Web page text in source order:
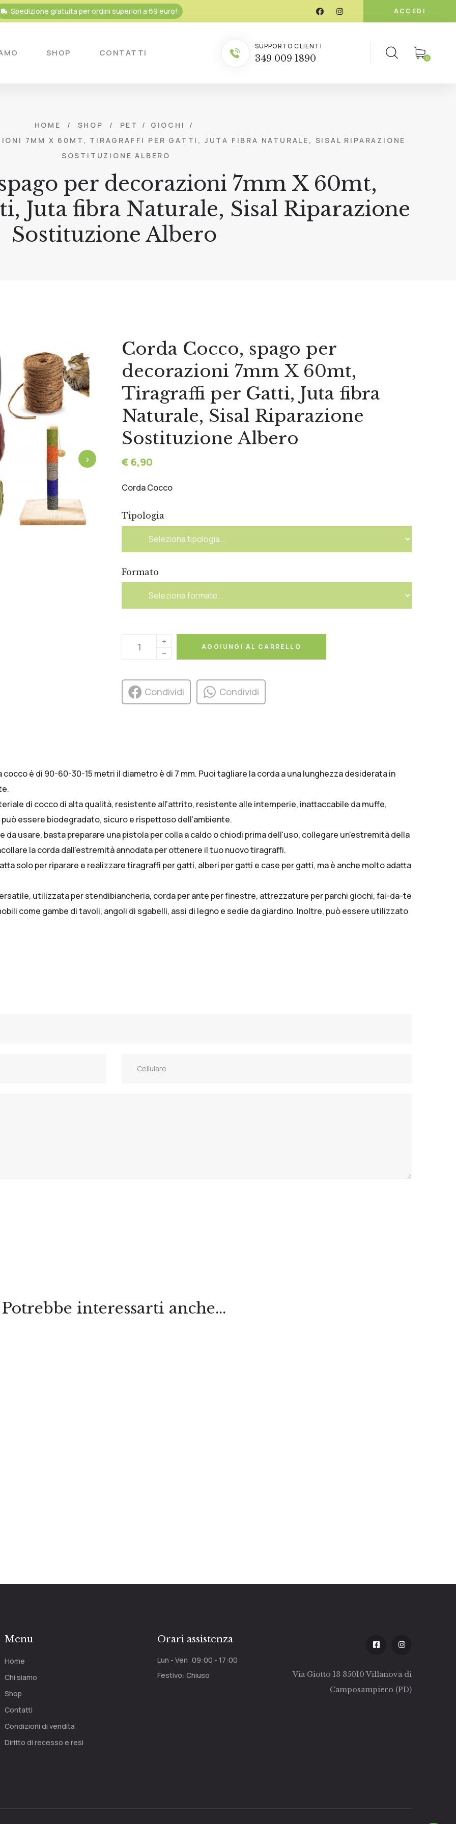
Spedizione gratuita per ordini superiori a 69 euro! ACCEDI
SHOP CONTATTI
SUPPORTO CLIENTI
349 009 1890 0
HOME / SHOP / PET / GIOCHI
/
7MM X 60MT, TIRAGRAFFI PER GATTI, JUTA FIBRA NATURALE, SISAL RIPARAZIONE
SOSTITUZIONE ALBERO
per decorazioni 7mm X 60mt,
Juta fibra Naturale, Sisal Riparazione
Sostituzione Albero
›
Corda Cocco, spago per
decorazioni 7mm X 60mt,
Tiragraffi per Gatti, Juta fibra
Naturale, Sisal Riparazione
Sostituzione Albero
€ 6,90
Corda Cocco
Tipologia
Formato
AGGIUNGI AL CARRELLO
Condividi Condividi
è di 90-60-30-15 metri il diametro è di 7 mm. Puoi tagliare la corda a una lunghezza desiderata in
di cocco di alta qualità, resistente all'attrito, resistente alle intemperie, inattaccabile da muffe,
essere biodegradato, sicuro e rispettoso dell'ambiente.
da usare, basta preparare una pistola per colla a caldo o chiodi prima dell'uso, collegare un'estremità della
la corda dall'estremità annodata per ottenere il tuo nuovo tiragraffi.
solo per riparare e realizzare tiragraffi per gatti, alberi per gatti e case per gatti, ma è anche molto adatta
utilizzata per stendibiancheria, corda per ante per finestre, attrezzature per parchi giochi, fai-da-te
come gambe di tavoli, angoli di sgabelli, assi di legno e sedie da giardino. Inoltre, può essere utilizzato
Potrebbe interessarti anche...
Menu
Home
Chi siamo
Shop
Contatti
Condizioni di vendita
Diritto di recesso e resi
Orari assistenza
Lun - Ven: 09:00 - 17:00
Festivo: Chiuso
Via Giotto 13 35010 Villanova di
Camposampiero (PD)